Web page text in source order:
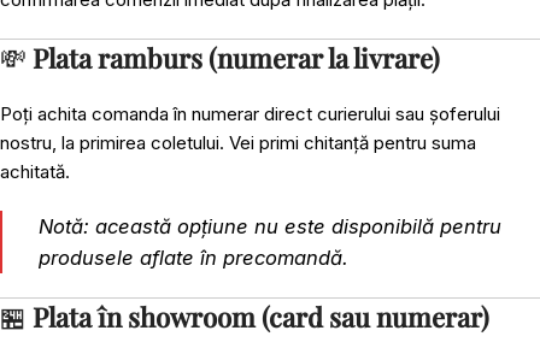
💸 Plata ramburs (numerar la livrare)
Poți achita comanda în numerar direct curierului sau șoferului
nostru, la primirea coletului. Vei primi chitanță pentru suma
achitată.
Notă: această opțiune nu este disponibilă pentru
produsele aflate în precomandă.
🏪 Plata în showroom (card sau numerar)